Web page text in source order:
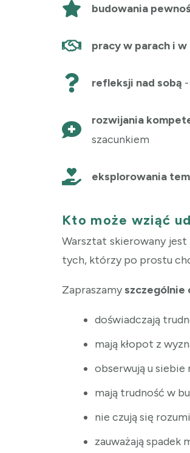
budowania
pracy w parach i
refleksji nad sobą
rozwijania
szacunkiem
eksplorowania
Kto może wziąć
Warsztat skierowany jest
tych, którzy po prostu
Zapraszamyszczególnie
doświadczają
mają kłopot z
obserwują u siebie
mają trudność w
nie czują się
zauważają spadek